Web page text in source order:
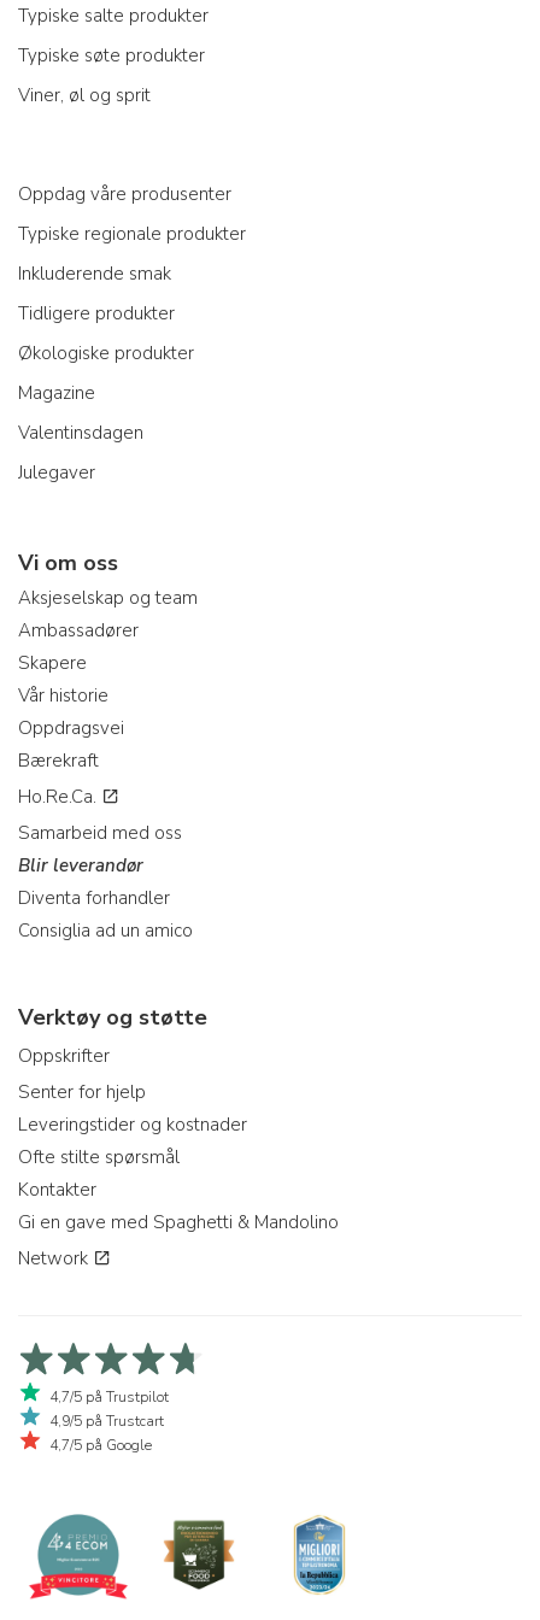
Typiske salte produkter
Typiske søte produkter
Viner, øl og sprit
Oppdag våre produsenter
Typiske regionale produkter
Inkluderende smak
Tidligere produkter
Økologiske produkter
Magazine
Valentinsdagen
Julegaver
Vi om oss
Aksjeselskap og team
Ambassadører
Skapere
Vår historie
Oppdragsvei
Bærekraft
Ho.Re.Ca.
Samarbeid med oss
Blir leverandør
Diventa forhandler
Consiglia ad un amico
Verktøy og støtte
Oppskrifter
Senter for hjelp
Leveringstider og kostnader
Ofte stilte spørsmål
Kontakter
Gi en gave med Spaghetti & Mandolino
Network
4,7/5 på Trustpilot
4,9/5 på Trustcart
4,7/5 på Google